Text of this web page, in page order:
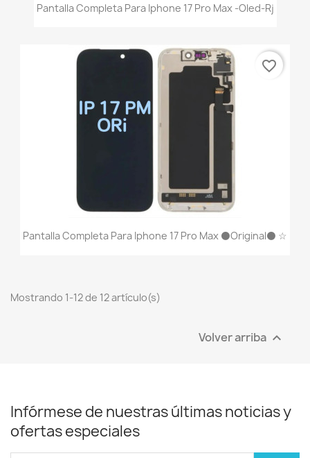
Pantalla Completa Para Iphone 17 Pro Max -Oled-Rj
Pantalla Completa Para Iphone 17 Pro Max ⚫Original⚫ ☆
favorite_border
Mostrando 1-12 de 12 artículo(s)
Volver arriba 
Infórmese de nuestras últimas noticias y
ofertas especiales